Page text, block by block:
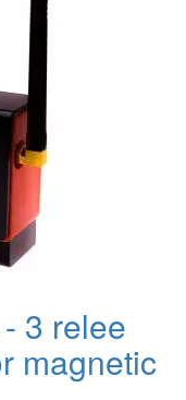
3 relee
magnetic